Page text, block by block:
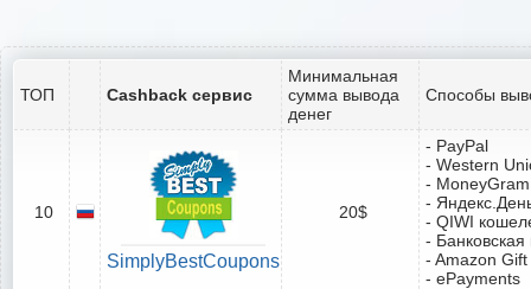
ТОП Cashback сервис
Минимальная
сумма вывода
денег
Способы
10
SimplyBestCoupons
20$
- PayPal
- Western
- MoneyGram
-
- QIWI
-
- Amazon
- ePayments